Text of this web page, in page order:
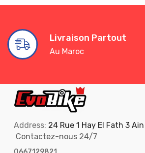
Livraison Partout
Au Maroc
Address: 24 Rue 1 Hay El Fath 3
Contactez-nous 24/7